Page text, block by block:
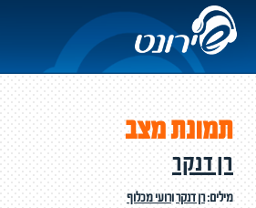
תמונת מצב
רן דנקר
מילים:רן דנקרורועי מכלוף